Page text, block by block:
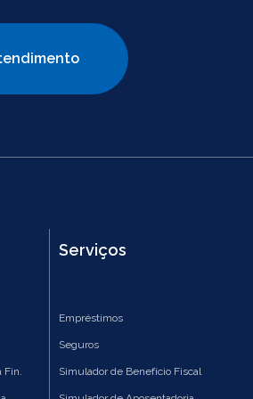
Fin.
Serviços
Empréstimos
Seguros
Simulador de Benefício Fiscal